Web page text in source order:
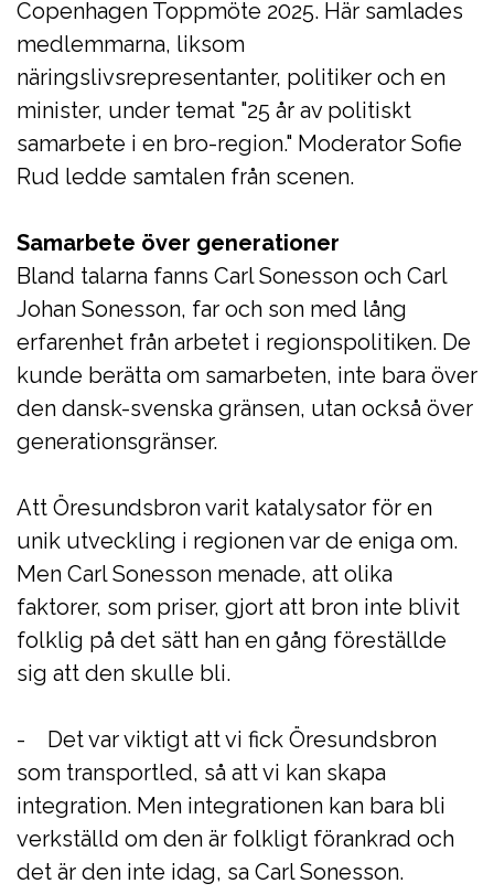
Copenhagen Toppmöte 2025. Här samlades
medlemmarna, liksom
näringslivsrepresentanter, politiker och en
minister, under temat "25 år av politiskt
samarbete i en bro-region." Moderator Sofie
Rud ledde samtalen från scenen.
Samarbete över generationer
Bland talarna fanns Carl Sonesson och Carl
Johan Sonesson, far och son med lång
erfarenhet från arbetet i regionspolitiken. De
kunde berätta om samarbeten, inte bara över
den dansk-svenska gränsen, utan också över
generationsgränser.
Att Öresundsbron varit katalysator för en
unik utveckling i regionen var de eniga om.
Men Carl Sonesson menade, att olika
faktorer, som priser, gjort att bron inte blivit
folklig på det sätt han en gång föreställde
sig att den skulle bli.
- Det var viktigt att vi fick Öresundsbron
som transportled, så att vi kan skapa
integration. Men integrationen kan bara bli
verkställd om den är folkligt förankrad och
det är den inte idag, sa Carl Sonesson.